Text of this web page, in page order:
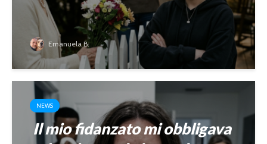
Emanuela B.
NEWS
Il mio fidanzato mi obbligava